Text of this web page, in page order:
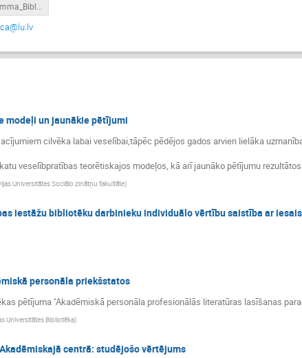
82-Pogramma_Bibliotēkzinātnes un informācijas zinātnes sekcija.pdf
modeļi un jaunākie pētījumi
cilvēka labai veselībai,tāpēc pēdējos gados arvien lielāka
veselībpratības teorētiskajos modeļos, kā arī jaunāko pētījumu rezultātos.
Universitātes Sociālo zinātņu fakultāte)
iestāžu bibliotēku darbinieku individuālo vērtību saistība ar
personāla priekšstatos
pētījuma "Akadēmiskā personāla profesionālās literatūras lasīšanas
Universitātes Bibliotēka)
centrā: studējošo vērtējums